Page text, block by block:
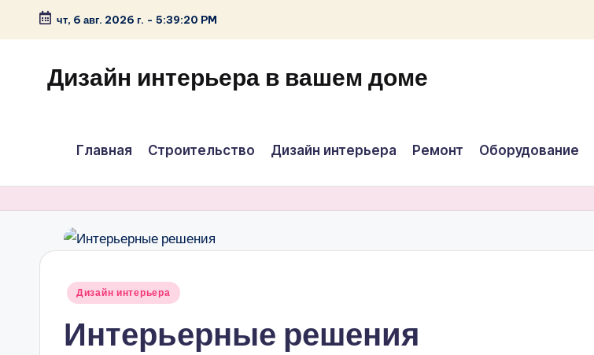
Перейти
содержимому
чт, 6 авг. 2026 г. - 5:39:20 PM
Дизайн интерьера в вашем доме
Главная Строительство Дизайн интерьера Ремонт Оборудование
Опубликовано
Дизайн интерьера
Интерьерные решения